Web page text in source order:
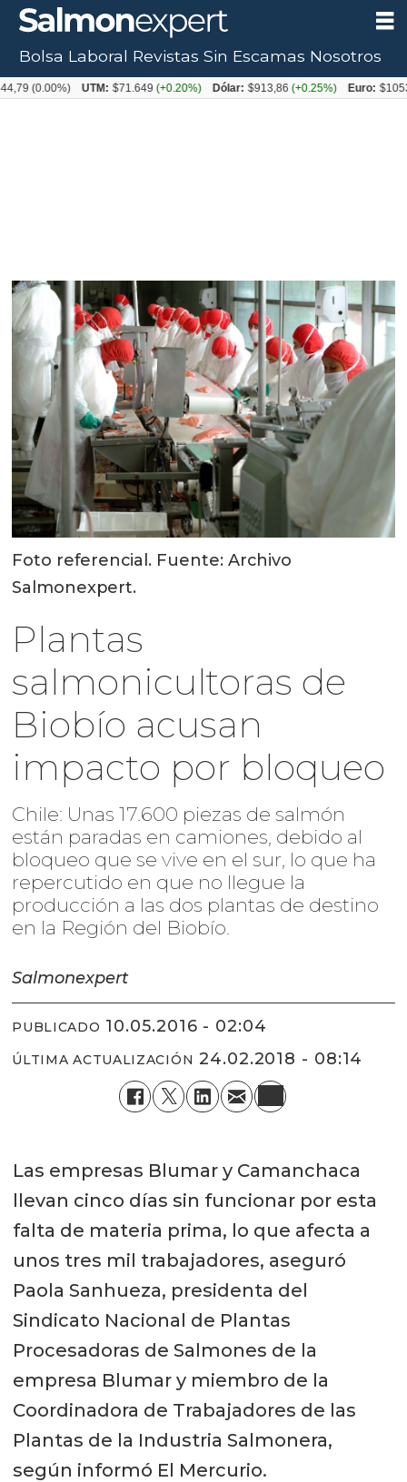
Foto referencial. Fuente: Archivo
Salmonexpert.
Plantas
salmonicultoras de
Biobío acusan
impacto por bloqueo
Chile: Unas 17.600 piezas de salmón
están paradas en camiones, debido al
bloqueo que se vive en el sur, lo que ha
repercutido en que no llegue la
producción a las dos plantas de destino
en la Región del Biobío.
Salmonexpert
PUBLICADO 10.05.2016 - 02:04
ÚLTIMA ACTUALIZACIÓN 24.02.2018 - 08:14
Las empresas Blumar y Camanchaca
llevan cinco días sin funcionar por esta
falta de materia prima, lo que afecta a
unos tres mil trabajadores, aseguró
Paola Sanhueza, presidenta del
Sindicato Nacional de Plantas
Procesadoras de Salmones de la
empresa Blumar y miembro de la
Coordinadora de Trabajadores de las
Plantas de la Industria Salmonera,
según informó El Mercurio.
Bolsa Laboral Revistas Sin Escamas Nosotros
UTM: $71.649(+0.20%) Dólar: $913,86(+0.25%) Euro: $1053,08 (-